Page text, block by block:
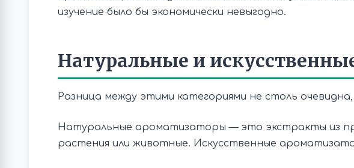
изучение было бы экономически невыгодно.
Натуральные и
Разница между этими категориями не столь
Натуральные ароматизаторы — это экстракты из
растения или животные. Искусственные